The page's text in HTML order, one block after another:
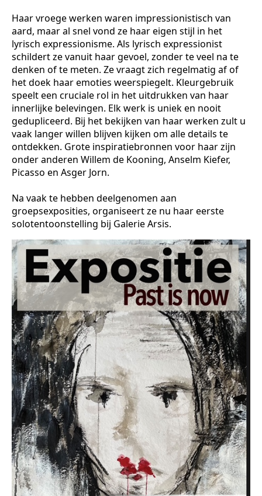
Haar vroege werken waren impressionistisch van
aard, maar al snel vond ze haar eigen stijl in het
lyrisch expressionisme. Als lyrisch expressionist
schildert ze vanuit haar gevoel, zonder te veel na te
denken of te meten. Ze vraagt zich regelmatig af of
het doek haar emoties weerspiegelt. Kleurgebruik
speelt een cruciale rol in het uitdrukken van haar
innerlijke belevingen. Elk werk is uniek en nooit
gedupliceerd. Bij het bekijken van haar werken zult u
vaak langer willen blijven kijken om alle details te
ontdekken. Grote inspiratiebronnen voor haar zijn
onder anderen Willem de Kooning, Anselm Kiefer,
Picasso en Asger Jorn.
Na vaak te hebben deelgenomen aan
groepsexposities, organiseert ze nu haar eerste
solotentoonstelling bij Galerie Arsis.